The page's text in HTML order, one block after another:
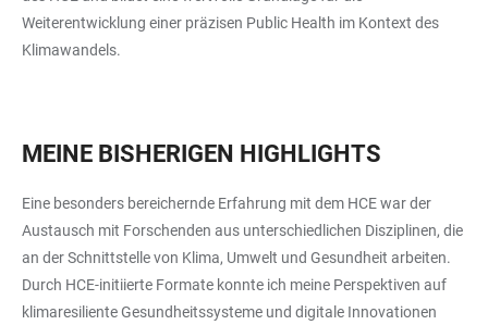
Weiterentwicklung einer präzisen Public Health im Kontext des
Klimawandels.
MEINE BISHERIGEN HIGHLIGHTS
Eine besonders bereichernde Erfahrung mit dem HCE war der
Austausch mit Forschenden aus unterschiedlichen Disziplinen, die
an der Schnittstelle von Klima, Umwelt und Gesundheit arbeiten.
Durch HCE-initiierte Formate konnte ich meine Perspektiven auf
klimaresiliente Gesundheitssysteme und digitale Innovationen